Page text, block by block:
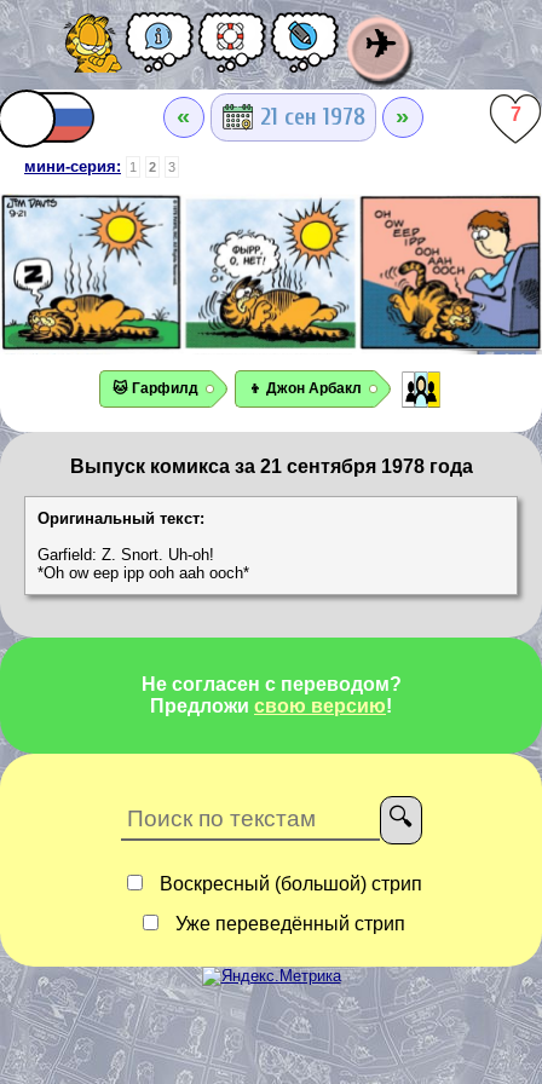
✈
« 21 сен 1978 » 7
мини-серия: 1 2 3
🐱 Гарфилд 👦 Джон Арбакл
Выпуск комикса за 21 сентября 1978 года
Оригинальный текст:
Garfield: Z. Snort. Uh-oh!
*Oh ow eep ipp ooh aah ooch*
Не согласен с переводом?
Предложи свою версию!
Воскресный (большой) стрип
Уже переведённый стрип